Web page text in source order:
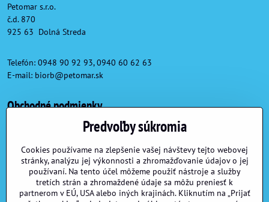
Petomar s.r.o.
č.d. 870
925 63 Dolná Streda
Telefón: 0948 90 92 93, 0940 60 62 63
E-mail: biorb@petomar.sk
Obchodné podmienky
Obchodné podmienky
Reklamačné podmienky
Formulár na odstúpenie od zmluvy
Predvoľby súkromia
Cookies používame na zlepšenie vašej návštevy tejto webovej
stránky, analýzu jej výkonnosti a zhromažďovanie údajov o jej
používaní. Na tento účel môžeme použiť nástroje a služby
tretích strán a zhromaždené údaje sa môžu preniesť k
partnerom v EÚ, USA alebo iných krajinách. Kliknutím na „Prijať